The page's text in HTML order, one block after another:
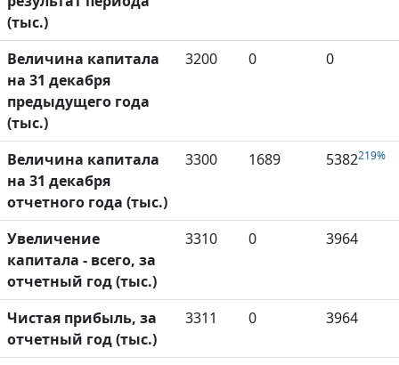
(тыс.)
Величина капитала
на 31 декабря
предыдущего года
(тыс.)
3200 0 0
Величина капитала
на 31 декабря
отчетного года (тыс.)
3300 1689 5382219%
Увеличение
капитала - всего, за
отчетный год (тыс.)
3310 0 3964
Чистая прибыль, за
отчетный год (тыс.)
3311 0 3964